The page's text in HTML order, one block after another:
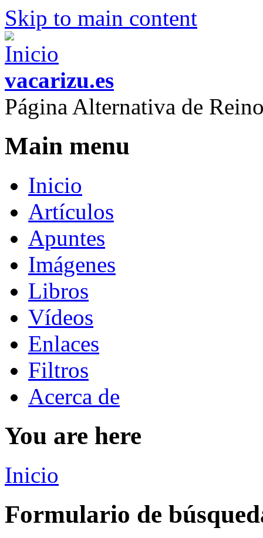
Skip to main content
vacarizu.es
Página Alternativa de
Main menu
Inicio
Artículos
Apuntes
Imágenes
Libros
Vídeos
Enlaces
Filtros
Acerca de
You are here
Inicio
Formulario de